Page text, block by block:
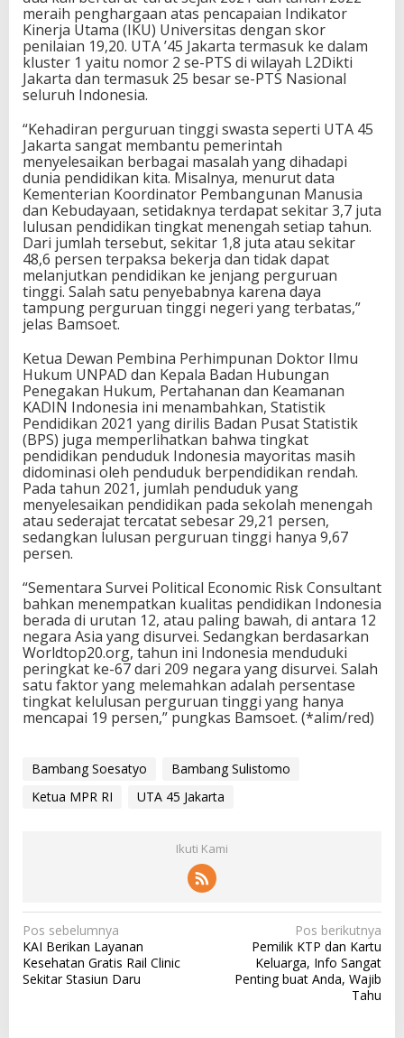
meraih penghargaan atas pencapaian Indikator
Kinerja Utama (IKU) Universitas dengan skor
penilaian 19,20. UTA ’45 Jakarta termasuk ke dalam
kluster 1 yaitu nomor 2 se-PTS di wilayah L2Dikti
Jakarta dan termasuk 25 besar se-PTS Nasional
seluruh Indonesia.
“Kehadiran perguruan tinggi swasta seperti UTA 45
Jakarta sangat membantu pemerintah
menyelesaikan berbagai masalah yang dihadapi
dunia pendidikan kita. Misalnya, menurut data
Kementerian Koordinator Pembangunan Manusia
dan Kebudayaan, setidaknya terdapat sekitar 3,7 juta
lulusan pendidikan tingkat menengah setiap tahun.
Dari jumlah tersebut, sekitar 1,8 juta atau sekitar
48,6 persen terpaksa bekerja dan tidak dapat
melanjutkan pendidikan ke jenjang perguruan
tinggi. Salah satu penyebabnya karena daya
tampung perguruan tinggi negeri yang terbatas,”
jelas Bamsoet.
Ketua Dewan Pembina Perhimpunan Doktor Ilmu
Hukum UNPAD dan Kepala Badan Hubungan
Penegakan Hukum, Pertahanan dan Keamanan
KADIN Indonesia ini menambahkan, Statistik
Pendidikan 2021 yang dirilis Badan Pusat Statistik
(BPS) juga memperlihatkan bahwa tingkat
pendidikan penduduk Indonesia mayoritas masih
didominasi oleh penduduk berpendidikan rendah.
Pada tahun 2021, jumlah penduduk yang
menyelesaikan pendidikan pada sekolah menengah
atau sederajat tercatat sebesar 29,21 persen,
sedangkan lulusan perguruan tinggi hanya 9,67
persen.
“Sementara Survei Political Economic Risk Consultant
bahkan menempatkan kualitas pendidikan Indonesia
berada di urutan 12, atau paling bawah, di antara 12
negara Asia yang disurvei. Sedangkan berdasarkan
Worldtop20.org, tahun ini Indonesia menduduki
peringkat ke-67 dari 209 negara yang disurvei. Salah
satu faktor yang melemahkan adalah persentase
tingkat kelulusan perguruan tinggi yang hanya
mencapai 19 persen,” pungkas Bamsoet. (*alim/red)
Bambang Soesatyo
Bambang Sulistomo
Ketua MPR RI
UTA 45 Jakarta
Ikuti Kami
N
a
v
Pos sebelumnya
KAI Berikan Layanan
Kesehatan Gratis Rail Clinic
Sekitar Stasiun Daru
Pos berikutnya
Pemilik KTP dan Kartu
Keluarga, Info Sangat
Penting buat Anda, Wajib
Tahu